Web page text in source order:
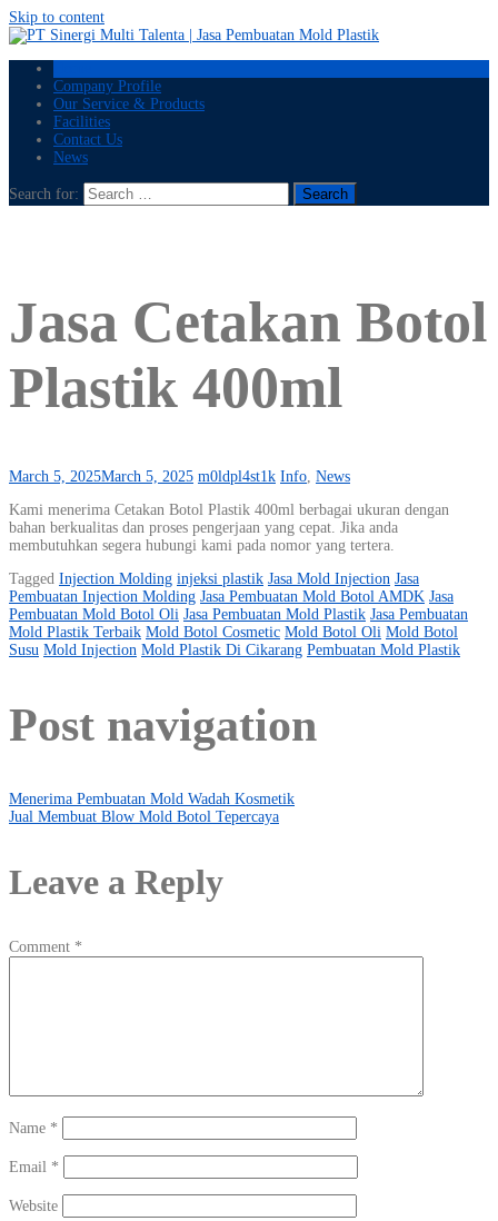
Skip to content
Company Profile
Our Service & Products
Facilities
Contact Us
News
Search for:
Jasa Cetakan Botol
Plastik 400ml
March 5, 2025March 5, 2025 m0ldpl4st1k Info, News
Kami menerima Cetakan Botol Plastik 400ml berbagai ukuran dengan
bahan berkualitas dan proses pengerjaan yang cepat. Jika anda
membutuhkan segera hubungi kami pada nomor yang tertera.
Tagged Injection Molding injeksi plastik Jasa Mold Injection Jasa
Pembuatan Injection Molding Jasa Pembuatan Mold Botol AMDK Jasa
Pembuatan Mold Botol Oli Jasa Pembuatan Mold Plastik Jasa Pembuatan
Mold Plastik Terbaik Mold Botol Cosmetic Mold Botol Oli Mold Botol
Susu Mold Injection Mold Plastik Di Cikarang Pembuatan Mold Plastik
Post navigation
Menerima Pembuatan Mold Wadah Kosmetik
Jual Membuat Blow Mold Botol Tepercaya
Leave a Reply
Comment *
Name *
Email *
Website